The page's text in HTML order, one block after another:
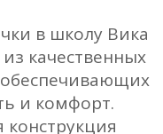
в школу Вика
качественных
и комфорт.